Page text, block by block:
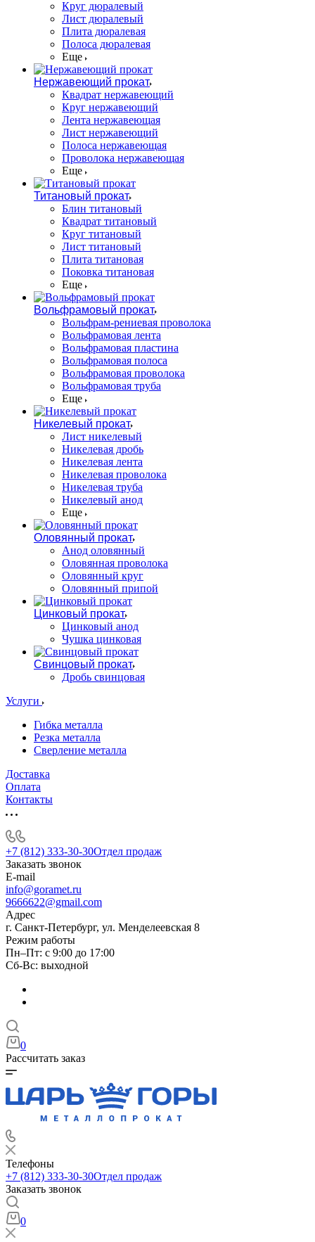
Круг дюралевый
Лист дюралевый
Плита дюралевая
Полоса дюралевая
Еще
Нержавеющий прокат
Квадрат нержавеющий
Круг нержавеющий
Лента нержавеющая
Лист нержавеющий
Полоса нержавеющая
Проволока нержавеющая
Еще
Титановый прокат
Блин титановый
Квадрат титановый
Круг титановый
Лист титановый
Плита титановая
Поковка титановая
Еще
Вольфрамовый прокат
Вольфрам-рениевая проволока
Вольфрамовая лента
Вольфрамовая пластина
Вольфрамовая полоса
Вольфрамовая проволока
Вольфрамовая труба
Еще
Никелевый прокат
Лист никелевый
Никелевая дробь
Никелевая лента
Никелевая проволока
Никелевая труба
Никелевый анод
Еще
Оловянный прокат
Анод оловянный
Оловянная проволока
Оловянный круг
Оловянный припой
Цинковый прокат
Цинковый анод
Чушка цинковая
Свинцовый прокат
Дробь свинцовая
Услуги
Гибка металла
Резка металла
Сверление металла
Доставка
Оплата
Контакты
+7 (812) 333-30-30Отдел продаж
Заказать звонок
E-mail
info@goramet.ru
9666622@gmail.com
Адрес
г. Санкт-Петербург, ул. Менделеевская 8
Режим работы
Пн–Пт: с 9:00 до 17:00
Сб-Вс: выходной
0
Рассчитать заказ
Телефоны
+7 (812) 333-30-30Отдел продаж
Заказать звонок
0